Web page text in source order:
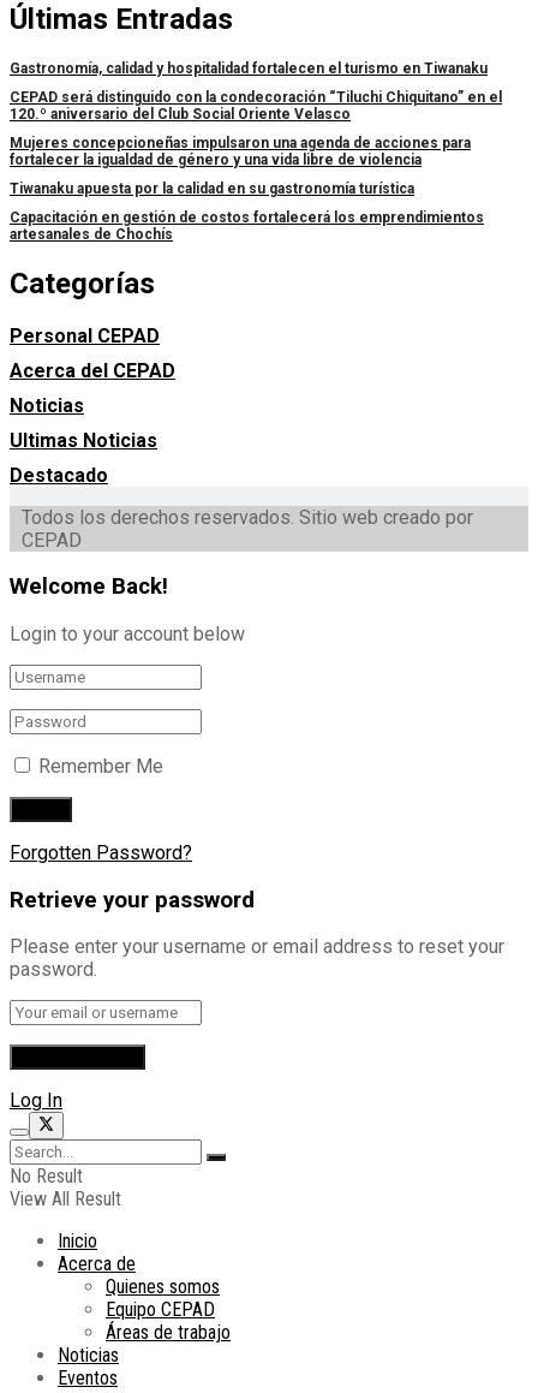
Últimas Entradas
Gastronomía, calidad y hospitalidad fortalecen el turismo en Tiwanaku
CEPAD será distinguido con la condecoración “Tiluchi Chiquitano” en el
120.º aniversario del Club Social Oriente Velasco
Mujeres concepcioneñas impulsaron una agenda de acciones para
fortalecer la igualdad de género y una vida libre de violencia
Tiwanaku apuesta por la calidad en su gastronomía turística
Capacitación en gestión de costos fortalecerá los emprendimientos
artesanales de Chochís
Categorías
Personal CEPAD
Acerca del CEPAD
Noticias
Ultimas Noticias
Destacado
Todos los derechos reservados. Sitio web creado por
CEPAD
Welcome Back!
Login to your account below
Remember Me
Forgotten Password?
Retrieve your password
Please enter your username or email address to reset your
password.
Log In
No Result
View All Result
Inicio
Acerca de
Quienes somos
Equipo CEPAD
Áreas de trabajo
Noticias
Eventos